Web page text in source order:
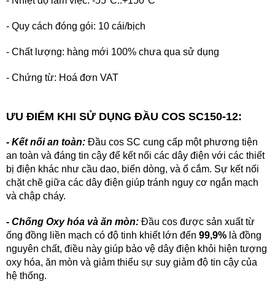
- Quy cách đóng gói: 10 cái/bịch
- Chất lượng: hàng mới 100% chưa qua sử dụng
- Chứng từ: Hoá đơn VAT
ƯU ĐIỂM KHI SỬ DỤNG ĐẦU COS SC150-12:
- Kết nối an toàn: Đầu cos SC cung cấp một phương tiện
an toàn và đáng tin cậy để kết nối các dây điện với các thiết
bị điện khác như cầu dao, biến dòng, và ổ cắm. Sự kết nối
chặt chẽ giữa các dây điện giúp tránh nguy cơ ngắn mạch
và chập cháy.
- Chống Oxy hóa và ăn mòn: Đầu cos được sản xuất từ
ống đồng liền mạch có độ tinh khiết lớn đến 99,9% là đồng
nguyên chất, điều này giúp bảo vệ dây điện khỏi hiện tượng
oxy hóa, ăn mòn và giảm thiểu sự suy giảm độ tin cậy của
hệ thống.